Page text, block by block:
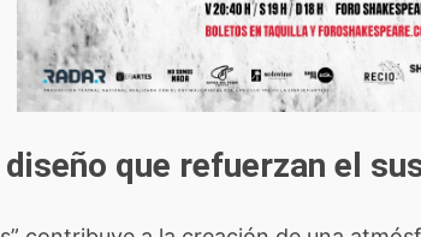
que refuerzan el